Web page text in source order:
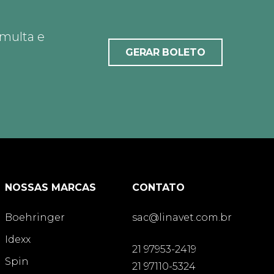
e
GERAR BOLETO
NOSSAS MARCAS
Boehringer
Idexx
Spin
CONTATO
sac@linavet.com.br
21 97953-2419
21 97110-5324